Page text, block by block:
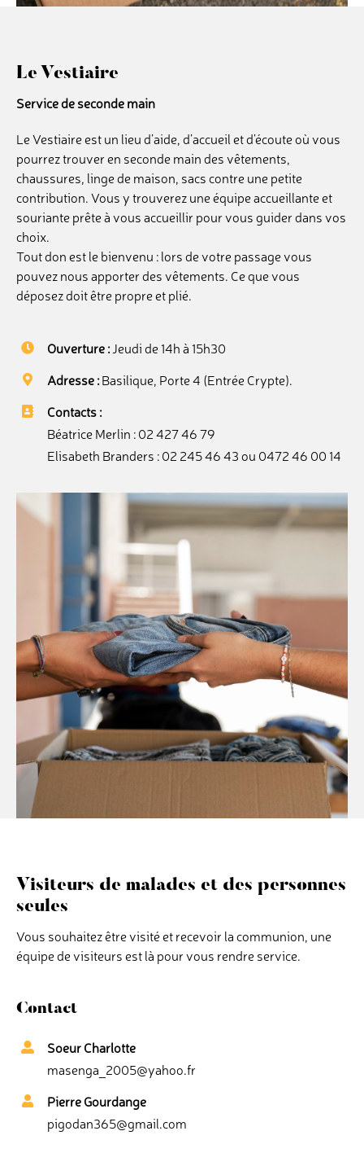
Le Vestiaire
Service de seconde main
Le Vestiaire est un lieu d’aide, d’accueil et d’écoute où vous
pourrez trouver en seconde main des vêtements,
chaussures, linge de maison, sacs contre une petite
contribution. Vous y trouverez une équipe accueillante et
souriante prête à vous accueillir pour vous guider dans vos
choix.
Tout don est le bienvenu : lors de votre passage vous
pouvez nous apporter des vêtements. Ce que vous
déposez doit être propre et plié.
Ouverture :Jeudi de 14h à 15h30
Adresse :Basilique, Porte 4 (Entrée Crypte).
Contacts :
Béatrice Merlin : 02 427 46 79
Elisabeth Branders : 02 245 46 43 ou 0472 46 00 14
Visiteurs de malades et des personnes
seules
Vous souhaitez être visité et recevoir la communion, une
équipe de visiteurs est là pour vous rendre service.
Contact
Soeur Charlotte
masenga_2005@yahoo.fr
Pierre Gourdange
pigodan365@gmail.com